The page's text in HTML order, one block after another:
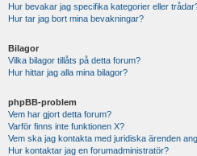
Hur bevakar jag specifika kategorier eller
Hur tar jag bort mina bevakningar?
Bilagor
Vilka bilagor tillåts på detta forum?
Hur hittar jag alla mina bilagor?
phpBB-problem
Vem har gjort detta forum?
Varför finns inte funktionen X?
Vem ska jag kontakta med juridiska ärenden
Hur kontaktar jag en forumadministratör?